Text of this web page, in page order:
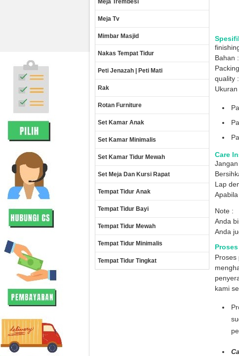
Bahan
quality
Care
Lap
Note :
Anda
Anda
Proses
kami
Meja Trembesi
Meja Tv
Mimbar Masjid
Nakas Tempat Tidur
Peti Jenazah | Peti Mati
Rak
Rotan Furniture
Set Kamar Anak
Set Kamar Minimalis
Set Kamar Tidur Mewah
Set Meja Dan Kursi Rapat
Tempat Tidur Anak
Tempat Tidur Bayi
Tempat Tidur Mewah
Tempat Tidur Minimalis
Tempat Tidur Tingkat